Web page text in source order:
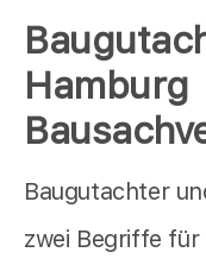
Hamburg
Baugutachter
zwei Begriffe